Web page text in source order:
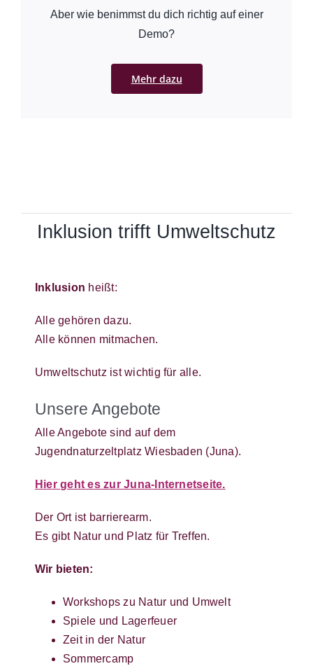
Aber wie benimmst du dich richtig auf einer
Demo?
Mehr dazu
Inklusion trifft Umweltschutz
Inklusion heißt:
Alle gehören dazu.
Alle können mitmachen.
Umweltschutz ist wichtig für alle.
Unsere Angebote
Alle Angebote sind auf dem
Jugendnaturzeltplatz Wiesbaden (Juna).
Hier geht es zur Juna-Internetseite.
Der Ort ist barrierearm.
Es gibt Natur und Platz für Treffen.
Wir bieten:
Workshops zu Natur und Umwelt
Spiele und Lagerfeuer
Zeit in der Natur
Sommercamp